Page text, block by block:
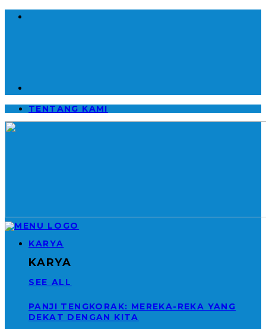
TENTANG KAMI
KARYA
KARYA
SEE ALL
PANJI TENGKORAK: MEREKA-REKA YANG
DEKAT DENGAN KITA